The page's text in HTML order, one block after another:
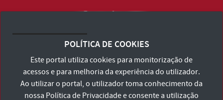
Terms and Conditions and Privacy Policy
Accessibility Statement
POLÍTICA DE COOKIES
Este portal utiliza cookies para monitorização de
acessos e para melhoria da experiência do utilizador.
Ao utilizar o portal, o utilizador toma conhecimento da
nossa Política de Privacidadee consente a utilização